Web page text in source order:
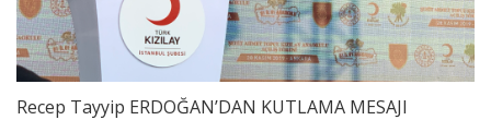
Recep Tayyip ERDOĞAN’DAN KUTLAMA MESAJI